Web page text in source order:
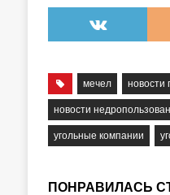
мечел
новости
угольные компании
ПОНРАВИЛАСЬ